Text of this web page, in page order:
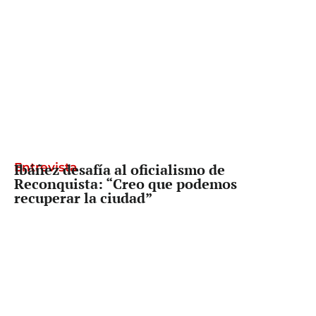
Entrevista
Ibáñez desafía al oficialismo de
Reconquista: “Creo que podemos
recuperar la ciudad”